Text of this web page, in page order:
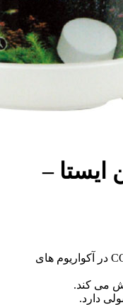
–
آسان ترین روش جهت تامین گاز CO2 در آکواریوم های
دارد.